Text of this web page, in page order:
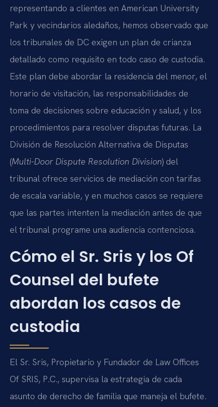
representando a clientes en American University
Park y vecindarios aledaños, hemos observado que
los tribunales de DC exigen un plan de crianza
detallado como requisito en todo caso de custodia.
Este plan debe abordar la residencia del menor, el
horario de visitación, las responsabilidades de
toma de decisiones sobre educación y salud, y los
procedimientos para resolver disputas futuras. La
División de Resolución Alternativa de Disputas
(Multi-Door Dispute Resolution Division) del
tribunal ofrece servicios de mediación con tarifas
de escala variable, y en muchos casos se requiere
que las partes intenten la mediación antes de que
el tribunal programe una audiencia contenciosa.
Cómo el Sr. Sris y los Of
Counsel del bufete
abordan los casos de
custodia
El Sr. Sris, Propietario y Fundador de Law Offices
Of SRIS, P.C., supervisa la estrategia de cada
asunto de derecho de familia que maneja el bufete.